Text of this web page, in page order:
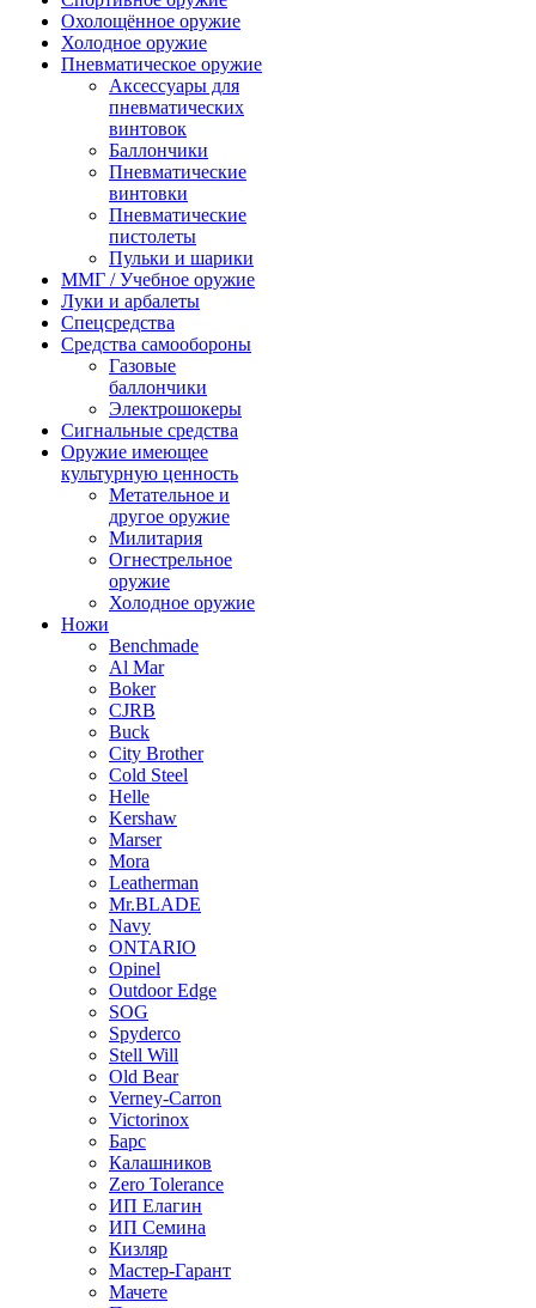
Охолощённое оружие
Холодное оружие
Пневматическое оружие
Аксессуары для
пневматических
винтовок
Баллончики
Пневматические
винтовки
Пневматические
пистолеты
Пульки и шарики
ММГ / Учебное оружие
Луки и арбалеты
Спецсредства
Средства самообороны
Газовые
баллончики
Электрошокеры
Сигнальные средства
Оружие имеющее
культурную ценность
Метательное и
другое оружие
Милитария
Огнестрельное
оружие
Холодное оружие
Ножи
Benchmade
Al Mar
Boker
CJRB
Buck
City Brother
Cold Steel
Helle
Kershaw
Marser
Mora
Leatherman
Mr.BLADE
Navy
ONTARIO
Opinel
Outdoor Edge
SOG
Spyderco
Stell Will
Old Bear
Verney-Carron
Victorinox
Барс
Калашников
Zero Tolerance
ИП Елагин
ИП Семина
Кизляр
Мастер-Гарант
Мачете